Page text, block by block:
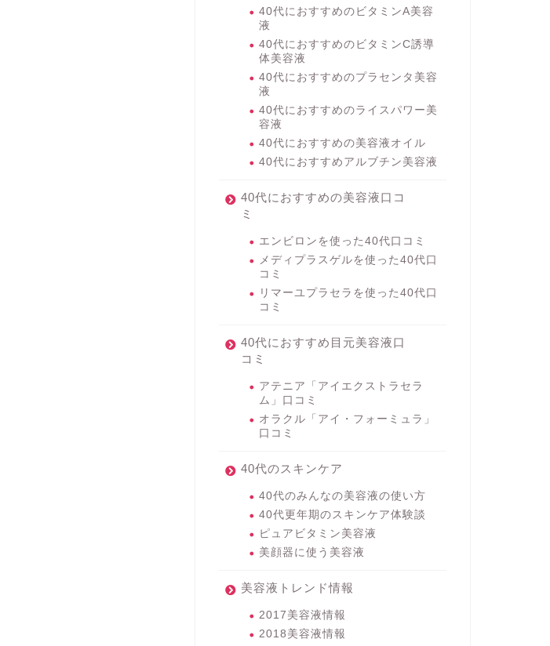
40代におすすめのビタミンA美容
液
40代におすすめのビタミンC誘導
体美容液
40代におすすめのプラセンタ美容
液
40代におすすめのライスパワー美
容液
40代におすすめの美容液オイル
40代におすすめアルブチン美容液
40代におすすめの美容液口コ
ミ
エンビロンを使った40代口コミ
メディプラスゲルを使った40代口
コミ
リマーユプラセラを使った40代口
コミ
40代におすすめ目元美容液口
コミ
アテニア「アイエクストラセラ
ム」口コミ
オラクル「アイ・フォーミュラ」
口コミ
40代のスキンケア
40代のみんなの美容液の使い方
40代更年期のスキンケア体験談
ピュアビタミン美容液
美顔器に使う美容液
美容液トレンド情報
2017美容液情報
2018美容液情報